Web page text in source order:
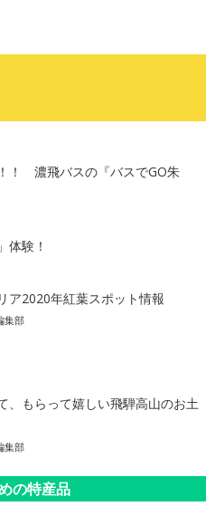
！ 濃飛バスの『バスでGO朱
体験！
ア2020年紅葉スポット情報
集部
、もらって嬉しい飛騨高山のお土
集部
の特産品